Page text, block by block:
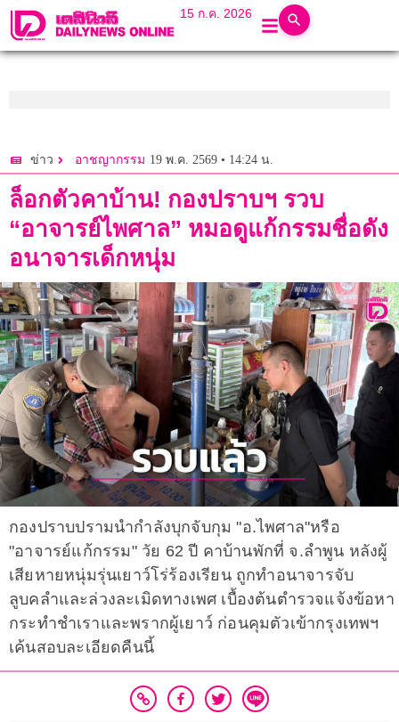
15 ก.ค. 2026
ข่าว อาชญากรรม 19 พ.ค. 2569 • 14:24 น.
ล็อกตัวคาบ้าน! กองปราบฯ รวบ
“อาจารย์ไพศาล” หมอดูแก้กรรมชื่อดัง
อนาจารเด็กหนุ่ม
กองปราบปรามนำกำลังบุกจับกุม "อ.ไพศาล"หรือ
"อาจารย์แก้กรรม" วัย 62 ปี คาบ้านพักที่ จ.ลำพูน หลังผู้
เสียหายหนุ่มรุ่นเยาว์โร่ร้องเรียน ถูกทำอนาจารจับ
ลูบคลำและล่วงละเมิดทางเพศ เบื้องต้นตำรวจแจ้งข้อหา
กระทำชำเราและพรากผู้เยาว์ ก่อนคุมตัวเข้ากรุงเทพฯ
เค้นสอบละเอียดคืนนี้